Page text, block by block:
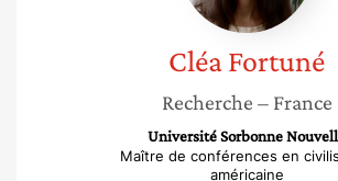
CléaFortuné
Recherche – France
Université Sorbonne
Maître de conférences en
américaine